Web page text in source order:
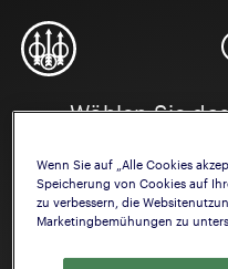
Wählen Sie
Wenn Sie auf „Alle Cookies
Speicherung von Cookies auf
zu verbessern, die
Marketingbemühungen zu